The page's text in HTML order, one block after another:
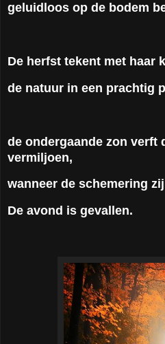
geluidloos op de bodem
De herfst tekent met haar
de natuur in een prachtig
de ondergaande zon verft
vermiljoen,
wanneer de schemering
De avond is gevallen.